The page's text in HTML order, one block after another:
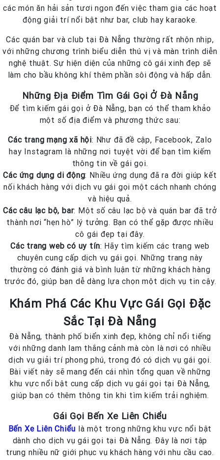
các món ăn hải sản tươi ngon đến việc tham gia các hoạt
động giải trí nổi bật như bar, club hay karaoke.
Các quán bar và club tại Đà Nẵng thường rất nhộn nhịp,
với những chương trình biểu diễn thú vị và màn trình diễn
nghệ thuật. Sự hiện diện của những cô gái xinh đẹp sẽ
làm cho bầu không khí thêm phần sôi động và hấp dẫn.
Những Địa Điểm Tìm Gái Gọi Ở Đà Nẵng
Để tìm kiếm gái gọi ở Đà Nẵng, bạn có thể tham khảo
một số địa điểm và phương thức sau:
Các trang mạng xã hội: Như đã đề cập, Facebook, Zalo
hay Instagram là những nơi tuyệt vời để bạn tìm kiếm
thông tin về gái gọi.
Các ứng dụng di động: Nhiều ứng dụng đã ra đời giúp kết
nối khách hàng với dịch vụ gái gọi một cách nhanh chóng
và hiệu quả.
Các câu lạc bộ, bar: Một số câu lạc bộ và quán bar đã trở
thành nơi “hẹn hò” lý tưởng. Bạn có thể gặp được nhiều
cô gái đẹp tại đây.
Các trang web có uy tín: Hãy tìm kiếm các trang web
chuyên cung cấp dịch vụ gái gọi. Những trang này
thường có đánh giá và bình luận từ những khách hàng
trước đó, giúp bạn dễ dàng lựa chọn một dịch vụ tin cậy.
Khám Phá Các Khu Vực Gái Gọi Đặc
Sắc Tại Đà Nẵng
Đà Nẵng, thành phố biển xinh đẹp, không chỉ nổi tiếng
với những danh lam thắng cảnh mà còn là nơi có nhiều
dịch vụ giải trí phong phú, trong đó có dịch vụ gái gọi.
Bài viết này sẽ mang đến cái nhìn tổng quan về những
khu vực nổi bật cung cấp dịch vụ gái gọi tại Đà Nẵng,
giúp bạn có thêm thông tin khi tìm kiếm trải nghiệm.
Gái Gọi Bến Xe Liên Chiểu
Bến Xe Liên Chiểu là một trong những khu vực nổi bật
dành cho dịch vụ gái gọi tại Đà Nẵng. Đây là nơi tập
trung nhiều nữ giới phục vụ khách hàng với nhu cầu cao.